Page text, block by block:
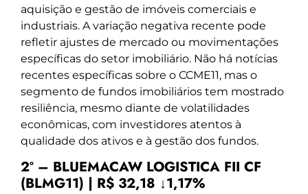
aquisição e gestão de imóveis comerciais e
industriais. A variação negativa recente pode
refletir ajustes de mercado ou movimentações
específicas do setor imobiliário. Não há notícias
recentes específicas sobre o CCME11, mas o
segmento de fundos imobiliários tem mostrado
resiliência, mesmo diante de volatilidades
econômicas, com investidores atentos à
qualidade dos ativos e à gestão dos fundos.
2º – BLUEMACAW LOGISTICA FII CF
(BLMG11) | R$ 32,18 ↓1,17%